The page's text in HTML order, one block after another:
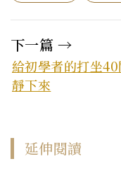
下一篇 →
給初學者的打坐
靜下來
延伸閱讀